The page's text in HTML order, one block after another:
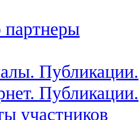
Публикации.
Публикации.
участников